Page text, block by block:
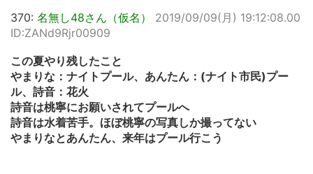
370: 名無し48さん（仮名）
2019/09/09(月) 19:12:08.00
ID:ZANd9Rjr00909
この夏やり残したこと
やまりな：ナイトプール、あんたん：(ナイト市民)プー
ル、詩音：花火
詩音は桃寧にお願いされてプールへ
詩音は水着苦手。ほぼ桃寧の写真しか撮ってない
やまりなとあんたん、来年はプール行こう